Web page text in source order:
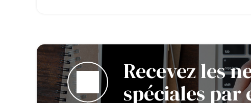
Recevez les
spéciales par